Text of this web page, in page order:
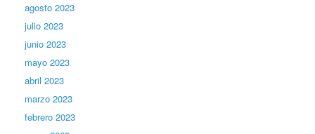
agosto 2023
julio 2023
junio 2023
mayo 2023
abril 2023
marzo 2023
febrero 2023